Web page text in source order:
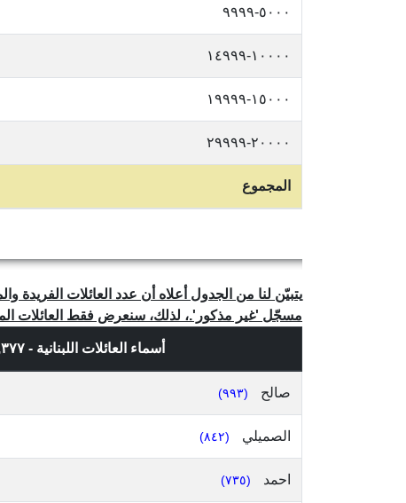
٥٠٠٠-٩٩٩٩
١٠٠٠٠-١٤٩٩٩
١٥٠٠٠-١٩٩٩٩
٢٠٠٠٠-٢٩٩٩٩
المجموع
مسجّل 'غير مذكور'.، لذلك، سنعرض فقط العائلات المذكورة
أسماء العائلات اللبنانية - ٤,٣٧٧ إسم عائلة فريد، حسب
صالح (٩٩٣)
الصميلي (٨٤٢)
احمد (٧٣٥)